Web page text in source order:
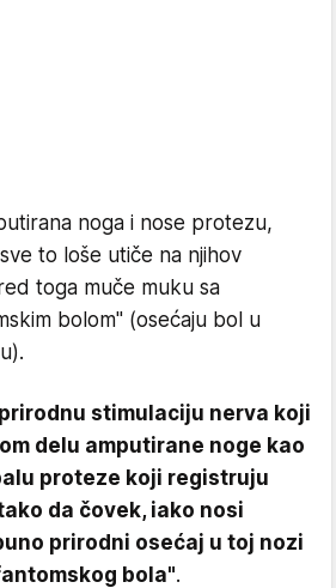
noga i nose protezu,
to loše utiče na njihov
toga muče muku sa
bolom" (osećaju bol u
stimulaciju nerva koji
delu amputirane noge kao
proteze koji registruju
da čovek, iako nosi
prirodni osećaj u toj nozi
bola".